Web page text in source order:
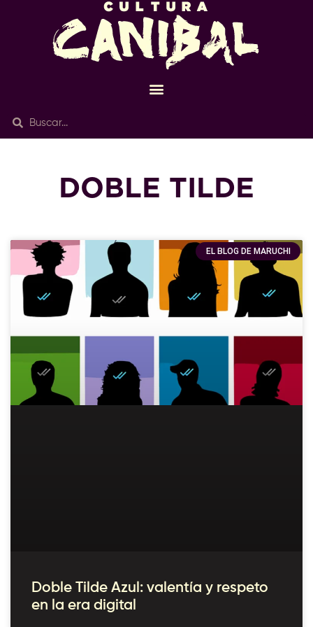
DOBLE TILDE
EL BLOG DE MARUCHI
Doble Tilde Azul: valentía y respeto
en la era digital